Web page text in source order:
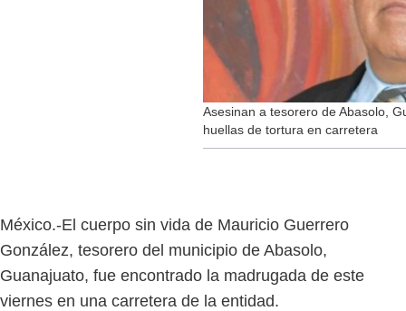
Asesinan a tesorero de Abasolo,
huellas de tortura en carretera
México.-El cuerpo sin vida de Mauricio Guerrero
González, tesorero del municipio de Abasolo,
Guanajuato, fue encontrado la madrugada de este
viernes en una carretera de la entidad.